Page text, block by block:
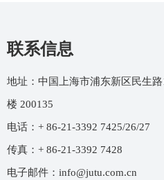
联系信息
地址：中国上海市浦东新区民生
楼 200135
电话：+ 86-21-3392 7425/26/27
传真：+ 86-21-3392 7428
电子邮件： info@jutu.com.cn